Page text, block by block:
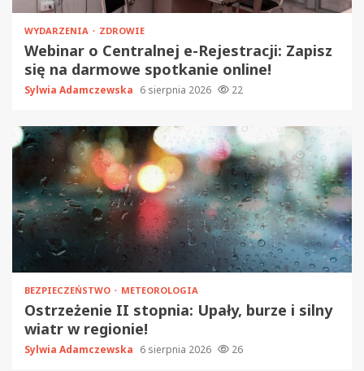
WYDARZENIA ZDROWIE
Webinar o Centralnej e-Rejestracji: Zapisz
się na darmowe spotkanie online!
Sylwia Adamczewska 6 sierpnia 2026 22
BEZPIECZEŃSTWO METEOROLOGIA
Ostrzeżenie II stopnia: Upały, burze i silny
wiatr w regionie!
Sylwia Adamczewska 6 sierpnia 2026 26